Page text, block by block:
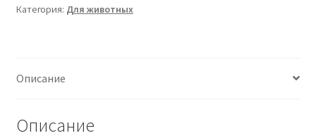
k/d
Verdure
Категория: Для животных
Описание
Описание